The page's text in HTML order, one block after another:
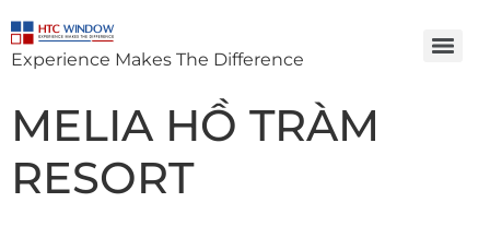
Experience Makes The Difference
MELIA HỒ TRÀM
RESORT